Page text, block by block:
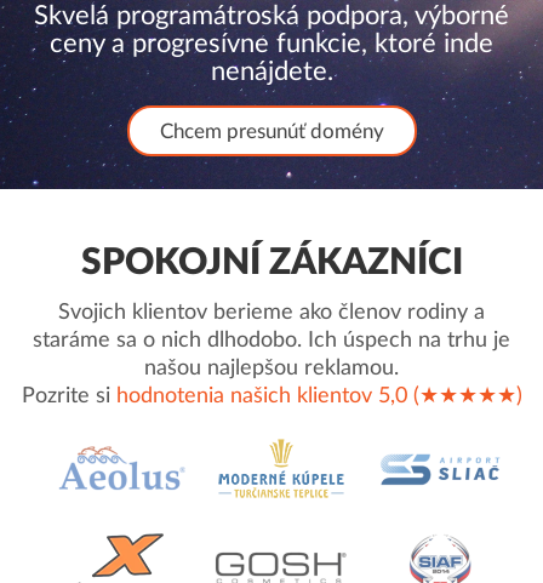
Skvelá programátroská podpora, výborné
ceny a progresívne funkcie, ktoré inde
nenájdete.
Chcem presunúť domény
SPOKOJNÍ ZÁKAZNÍCI
Svojich klientov berieme ako členov rodiny a
staráme sa o nich dlhodobo. Ich úspech na trhu je
našou najlepšou reklamou.
Pozrite si hodnotenia našich klientov 5,0 (★★★★★)